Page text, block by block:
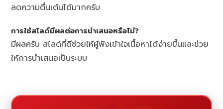
ลดความตื่นเต้นได้มากครับ
การใช้สไลด์มีผลต่อการนำเสนอหรือไม่?
มีผลครับ สไลด์ที่ดีช่วยให้ผู้ฟังเข้าใจเนื้อหาได้ง่ายขึ้นและช่วย
ให้การนำเสนอเป็นระบบ